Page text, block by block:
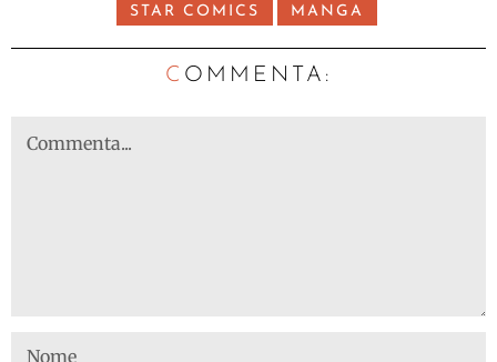
STAR COMICS MANGA
C OMMENTA: